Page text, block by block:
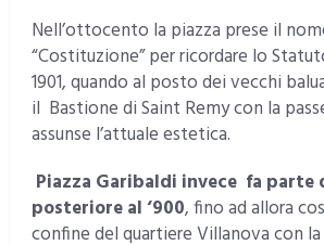
Nell’ottocento la piazza prese il
“Costituzione” per ricordare lo
1901, quando al posto dei vecchi
il Bastione di Saint Remy con la
assunse l’attuale estetica.
Piazza Garibaldi invece fa parte
posteriore al ‘900, fino ad allora
confine del quartiere Villanova con